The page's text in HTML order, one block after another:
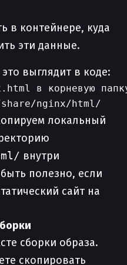
в контейнере, куда
эти данные.
выглядит в коде:
в корневую
локальный
внутри
полезно, если
сайт на
сборки образа.
скопировать